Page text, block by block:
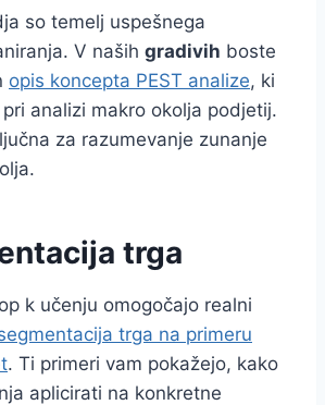
so temelj uspešnega
V naših gradivih boste
opis koncepta PEST analize, ki
analizi makro okolja podjetij.
za razumevanje zunanje
trga
k učenju omogočajo realni
trga na primeru
. Ti primeri vam pokažejo, kako
aplicirati na konkretne